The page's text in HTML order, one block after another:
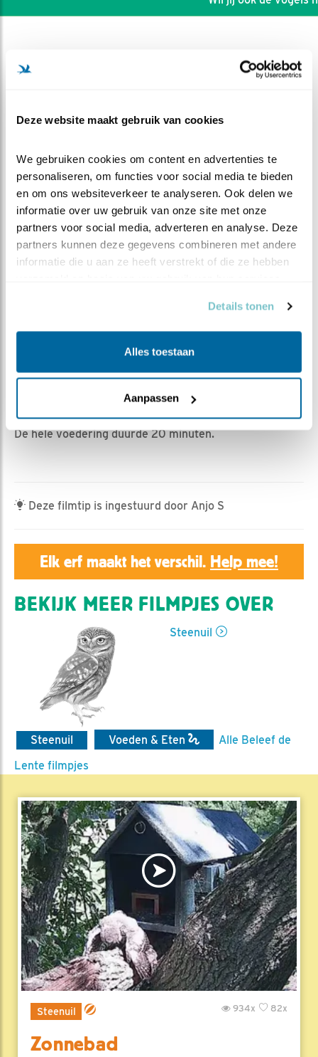
Deze website maakt gebruik van cookies
We gebruiken cookies om content en advertenties te
personaliseren, om functies voor social media te bieden
en om ons websiteverkeer te analyseren. Ook delen we
informatie over uw gebruik van onze site met onze
partners voor social media, adverteren en analyse. Deze
partners kunnen deze gegevens combineren met andere
informatie die u aan ze heeft verstrekt of die ze hebben
Details tonen
Alles toestaan
Aanpassen
DEEL DIT FILMPJE
|
voedert vrouw steenuil weer een muis aan de kuikens.
De kuikens doen nu allevier actief mee en lijken ook aan
hun trekken te komen.
De hele voedering duurde 20 minuten.
Deze filmtip is ingestuurd door Anjo S
Elk erf maakt het verschil. Help mee!
BEKIJK MEER FILMPJES OVER
Steenuil
Steenuil Voeden & Eten
Alle Beleef de
Lente filmpjes
Steenuil 82x
934x
Zonnebad